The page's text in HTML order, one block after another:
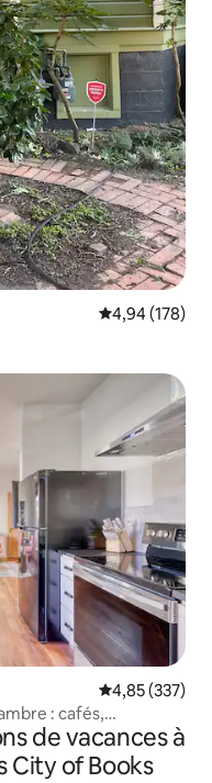
Évaluation
4,94 (178)
Évaluation
4,85 (337)
: cafés,
de vacances à
City of Books